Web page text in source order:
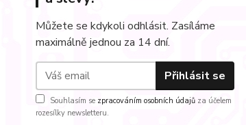
Můžete se kdykoli odhlásit. Zasíláme
maximálně jednou za 14 dní.
Přihlásit se
Souhlasím se zpracováním osobních údajů za účelem
rozesílky newsletteru.